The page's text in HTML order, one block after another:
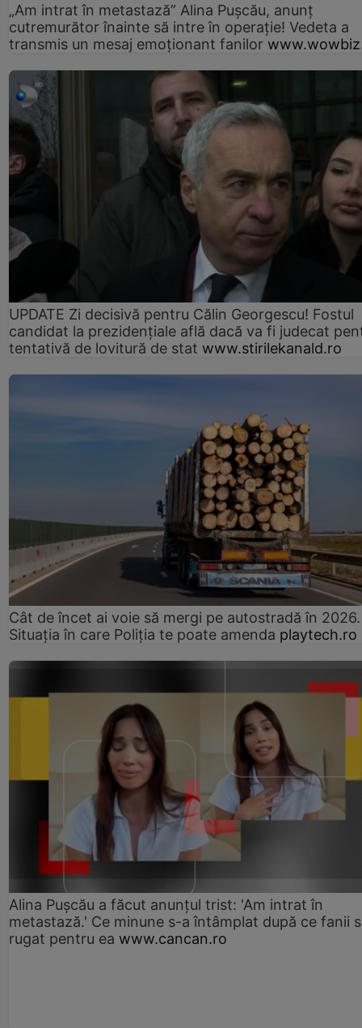
„Am intrat în metastază” Alina Pușcău, anunț
cutremurător înainte să intre în operație! Vedeta a
transmis un mesaj emoționant fanilor
UPDATE Zi decisivă pentru Călin Georgescu! Fostul
candidat la prezidențiale află dacă va fi judecat
tentativă de lovitură de stat www.stirilekanald.ro
Cât de încet ai voie să mergi pe autostradă în 2026.
Situația în care Poliția te poate amenda playtech.ro
Alina Pușcău a făcut anunțul trist: 'Am intrat în
metastază.' Ce minune s-a întâmplat după ce fanii
rugat pentru ea www.cancan.ro